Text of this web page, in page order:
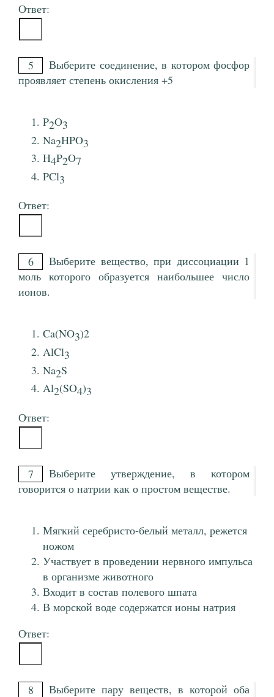
Ответ:
5
Выберите соединение, в котором фосфор
проявляет степень окисления +5
P2O3
Na2HPO3
H4P2O7
PCl3
Ответ:
6
Выберите вещество, при диссоциации 1
моль которого образуется наибольшее число
ионов.
Ca(NO3)2
AlCl3
Na2S
Al2(SO4)3
Ответ:
7
Выберите утверждение, в котором
говорится о натрии как о простом веществе.
Мягкий серебристо-белый металл, режется
ножом
Участвует в проведении нервного импульса
в организме животного
Входит в состав полевого шпата
В морской воде содержатся ионы натрия
Ответ:
8
Выберите пару веществ, в которой оба